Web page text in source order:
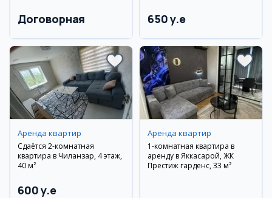
Договорная 650 y.e
Аренда квартир
Сдаётся 2-комнатная
квартира в Чиланзар, 4 этаж,
40 м²
600 y.e
Аренда квартир
1-комнатная квартира в
аренду в Яккасарой, ЖК
Престиж гарденс, 33 м²